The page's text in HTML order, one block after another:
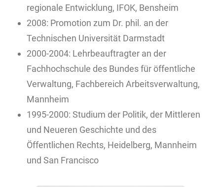
regionale Entwicklung, IFOK, Bensheim
2008: Promotion zum Dr. phil. an der
Technischen Universität Darmstadt
2000-2004: Lehrbeauftragter an der
Fachhochschule des Bundes für öffentliche
Verwaltung, Fachbereich Arbeitsverwaltung,
Mannheim
1995-2000: Studium der Politik, der Mittleren
und Neueren Geschichte und des
Öffentlichen Rechts, Heidelberg, Mannheim
und San Francisco